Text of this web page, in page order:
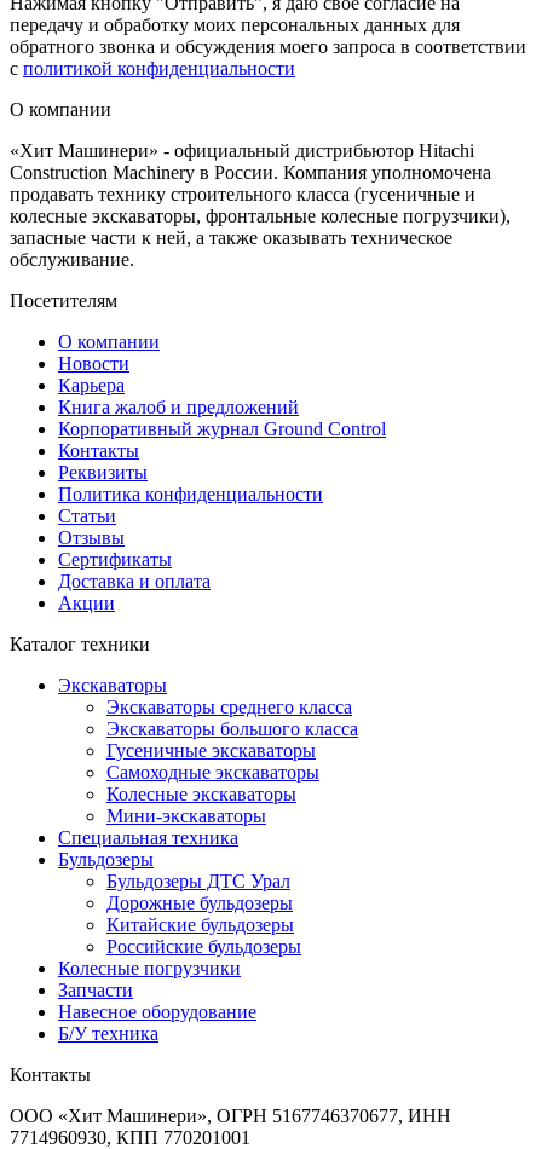
передачу и обработку моих персональных данных для
обратного звонка и обсуждения моего запроса в соответствии
с политикой конфиденциальности
О компании
«Хит Машинери» - официальный дистрибьютор Hitachi
Construction Machinery в России. Компания уполномочена
продавать технику строительного класса (гусеничные и
колесные экскаваторы, фронтальные колесные погрузчики),
запасные части к ней, а также оказывать техническое
обслуживание.
Посетителям
О компании
Новости
Карьера
Книга жалоб и предложений
Корпоративный журнал Ground Control
Контакты
Реквизиты
Политика конфиденциальности
Статьи
Отзывы
Сертификаты
Доставка и оплата
Акции
Каталог техники
Экскаваторы
Экскаваторы среднего класса
Экскаваторы большого класса
Гусеничные экскаваторы
Самоходные экскаваторы
Колесные экскаваторы
Мини-экскаваторы
Специальная техника
Бульдозеры
Бульдозеры ДТС Урал
Дорожные бульдозеры
Китайские бульдозеры
Российские бульдозеры
Колесные погрузчики
Запчасти
Навесное оборудование
Б/У техника
Контакты
ООО «Хит Машинери», ОГРН 5167746370677, ИНН
7714960930, КПП 770201001